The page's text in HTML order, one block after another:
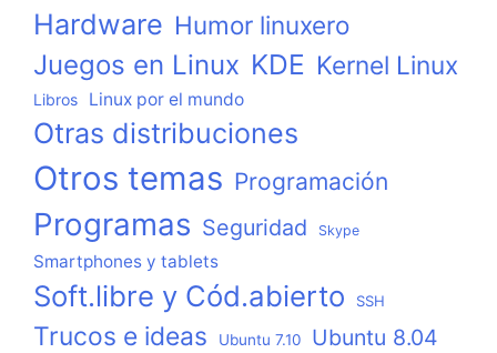
Hardware Humor linuxero
Juegos en Linux KDE Kernel Linux
Libros Linux por el mundo
Otras distribuciones
Otros temas Programación
Programas Seguridad Skype
Smartphones y tablets
Soft.libre y Cód.abierto SSH
Trucos e ideas Ubuntu 7.10 Ubuntu 8.04